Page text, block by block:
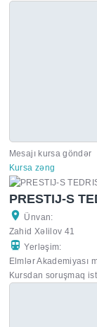
Mesajı kursa göndər
Kursa zəng
PRESTIJ-S
Ünvan:
Zahid Xəlilov 41
Yerləşim:
Elmlər Akademiyası
Kursdan soruşmaq